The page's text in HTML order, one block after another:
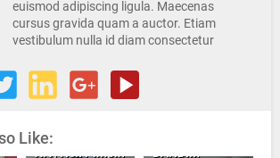
euismod adipiscing ligula. Maecenas
cursus gravida quam a auctor. Etiam
vestibulum nulla id diam consectetur
Like:Pangdam